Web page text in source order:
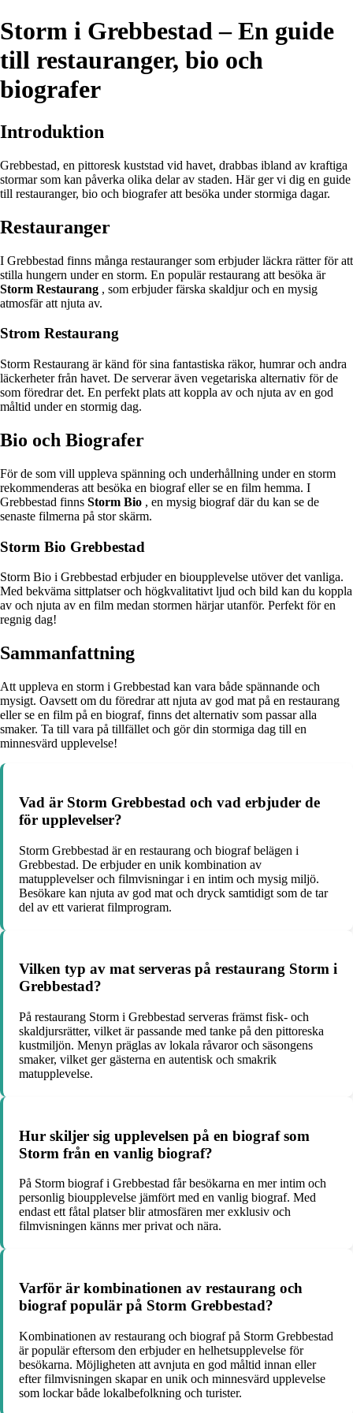
Storm i Grebbestad – En guide
till restauranger, bio och
biografer
Introduktion
Grebbestad, en pittoresk kuststad vid havet, drabbas ibland av kraftiga
stormar som kan påverka olika delar av staden. Här ger vi dig en guide
till restauranger, bio och biografer att besöka under stormiga dagar.
Restauranger
I Grebbestad finns många restauranger som erbjuder läckra rätter för att
stilla hungern under en storm. En populär restaurang att besöka är
Storm Restaurang , som erbjuder färska skaldjur och en mysig
atmosfär att njuta av.
Strom Restaurang
Storm Restaurang är känd för sina fantastiska räkor, humrar och andra
läckerheter från havet. De serverar även vegetariska alternativ för de
som föredrar det. En perfekt plats att koppla av och njuta av en god
måltid under en stormig dag.
Bio och Biografer
För de som vill uppleva spänning och underhållning under en storm
rekommenderas att besöka en biograf eller se en film hemma. I
Grebbestad finns Storm Bio , en mysig biograf där du kan se de
senaste filmerna på stor skärm.
Storm Bio Grebbestad
Storm Bio i Grebbestad erbjuder en bioupplevelse utöver det vanliga.
Med bekväma sittplatser och högkvalitativt ljud och bild kan du koppla
av och njuta av en film medan stormen härjar utanför. Perfekt för en
regnig dag!
Sammanfattning
Att uppleva en storm i Grebbestad kan vara både spännande och
mysigt. Oavsett om du föredrar att njuta av god mat på en restaurang
eller se en film på en biograf, finns det alternativ som passar alla
smaker. Ta till vara på tillfället och gör din stormiga dag till en
minnesvärd upplevelse!
Vad är Storm Grebbestad och vad erbjuder de
för upplevelser?
Storm Grebbestad är en restaurang och biograf belägen i
Grebbestad. De erbjuder en unik kombination av
matupplevelser och filmvisningar i en intim och mysig miljö.
Besökare kan njuta av god mat och dryck samtidigt som de tar
del av ett varierat filmprogram.
Vilken typ av mat serveras på restaurang Storm i
Grebbestad?
På restaurang Storm i Grebbestad serveras främst fisk- och
skaldjursrätter, vilket är passande med tanke på den pittoreska
kustmiljön. Menyn präglas av lokala råvaror och säsongens
smaker, vilket ger gästerna en autentisk och smakrik
matupplevelse.
Hur skiljer sig upplevelsen på en biograf som
Storm från en vanlig biograf?
På Storm biograf i Grebbestad får besökarna en mer intim och
personlig bioupplevelse jämfört med en vanlig biograf. Med
endast ett fåtal platser blir atmosfären mer exklusiv och
filmvisningen känns mer privat och nära.
Varför är kombinationen av restaurang och
biograf populär på Storm Grebbestad?
Kombinationen av restaurang och biograf på Storm Grebbestad
är populär eftersom den erbjuder en helhetsupplevelse för
besökarna. Möjligheten att avnjuta en god måltid innan eller
efter filmvisningen skapar en unik och minnesvärd upplevelse
som lockar både lokalbefolkning och turister.